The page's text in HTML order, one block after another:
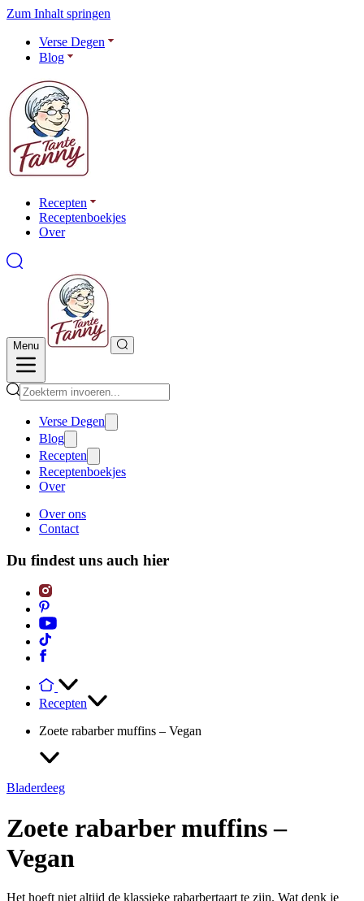
Zum Inhalt springen
Verse Degen
Blog
Recepten
Receptenboekjes
Over
Menu
Verse Degen
Blog
Recepten
Receptenboekjes
Over
Over ons
Contact
Du findest uns auch hier
Recepten
Zoete rabarber muffins – Vegan
Bladerdeeg
Zoete rabarber muffins –
Vegan
Het hoeft niet altijd de klassieke rabarbertaart te zijn. Wat denk je